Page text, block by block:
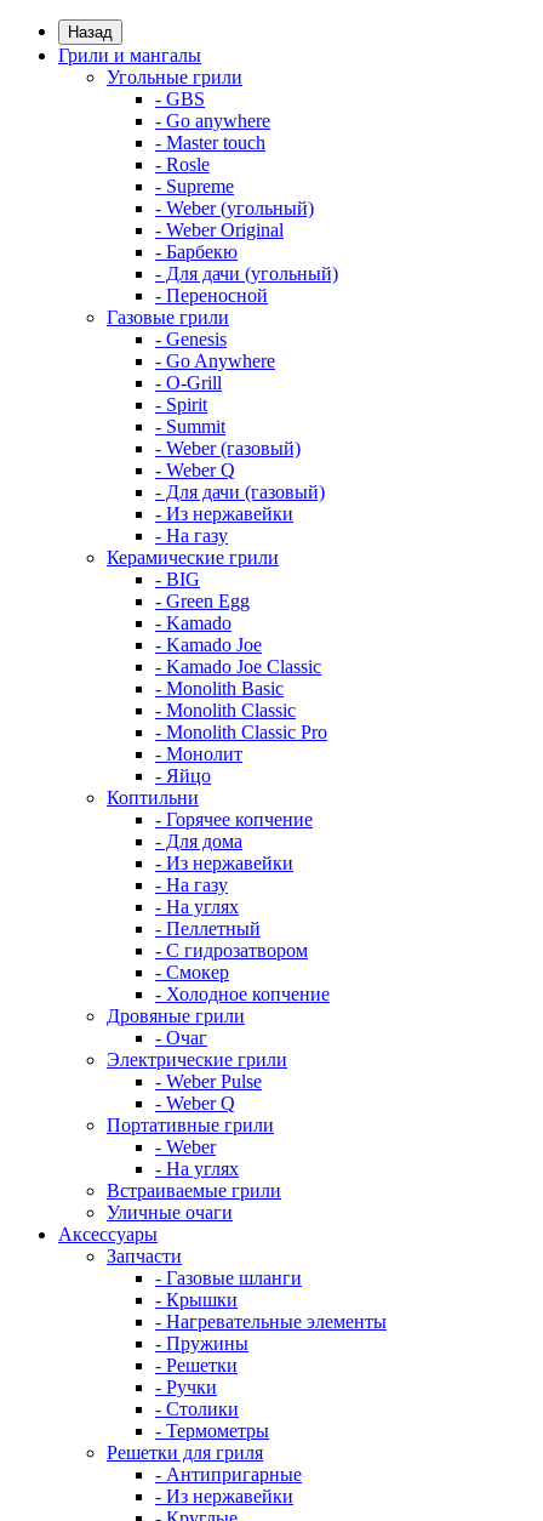
Назад
Грили и мангалы
Угольные грили
- GBS
- Go anywhere
- Master touch
- Rosle
- Supreme
- Weber (угольный)
- Weber Original
- Барбекю
- Для дачи (угольный)
- Переносной
Газовые грили
- Genesis
- Go Anywhere
- O-Grill
- Spirit
- Summit
- Weber (газовый)
- Weber Q
- Для дачи (газовый)
- Из нержавейки
- На газу
Керамические грили
- BIG
- Green Egg
- Kamado
- Kamado Joe
- Kamado Joe Classic
- Monolith Basic
- Monolith Classic
- Monolith Classic Pro
- Монолит
- Яйцо
Коптильни
- Горячее копчение
- Для дома
- Из нержавейки
- На газу
- На углях
- Пеллетный
- С гидрозатвором
- Смокер
- Холодное копчение
Дровяные грили
- Очаг
Электрические грили
- Weber Pulse
- Weber Q
Портативные грили
- Weber
- На углях
Встраиваемые грили
Уличные очаги
Аксессуары
Запчасти
- Газовые шланги
- Крышки
- Нагревательные элементы
- Пружины
- Решетки
- Ручки
- Столики
- Термометры
Решетки для гриля
- Антипригарные
- Из нержавейки